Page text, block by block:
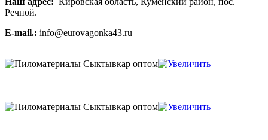
Речной.
E-mail.: info@eurovagonka43.ru